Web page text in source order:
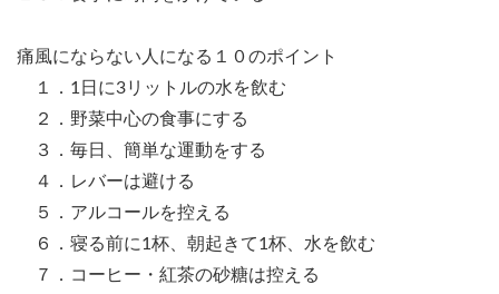
痛風にならない人になる１０のポイント
１．1日に3リットルの水を飲む
２．野菜中心の食事にする
３．毎日、簡単な運動をする
４．レバーは避ける
５．アルコールを控える
６．寝る前に1杯、朝起きて1杯、水を飲む
７．コーヒー・紅茶の砂糖は控える